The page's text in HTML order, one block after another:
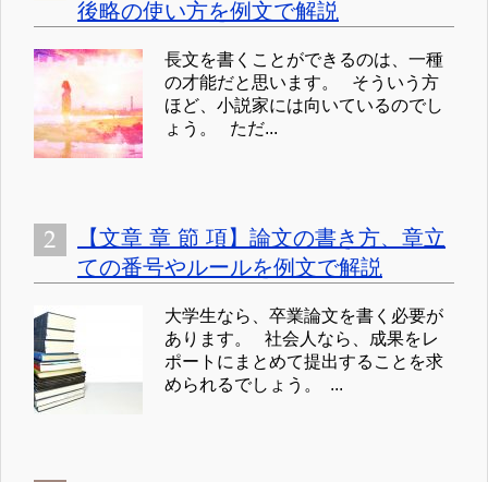
後略の使い方を例文で解説
長文を書くことができるのは、一種
の才能だと思います。 そういう方
ほど、小説家には向いているのでし
ょう。 ただ...
【文章 章 節 項】論文の書き方、章立
ての番号やルールを例文で解説
大学生なら、卒業論文を書く必要が
あります。 社会人なら、成果をレ
ポートにまとめて提出することを求
められるでしょう。 ...